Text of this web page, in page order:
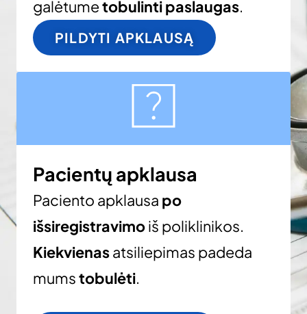
galėtumetobulinti paslaugas.
PILDYTI APKLAUSĄ
Pacientų apklausa
Paciento apklausa po
išsiregistravimoiš poliklinikos.
Kiekvienasatsiliepimas padeda
mumstobulėti.